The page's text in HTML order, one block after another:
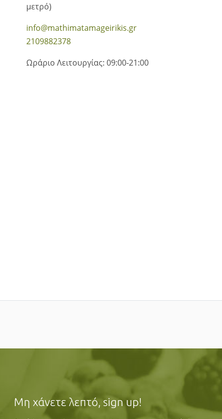
μετρό)
info@mathimatamageirikis.gr
2109882378
Ωράριο Λειτουργίας: 09:00-21:00
Μη χάνετε λεπτό, sign up!